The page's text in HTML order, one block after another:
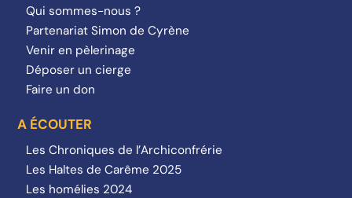
Qui sommes-nous ?
Partenariat Simon de Cyrène
Venir en pèlerinage
Déposer un cierge
Faire un don
A ÉCOUTER
Les Chroniques de l’Archiconfrérie
Les Haltes de Carême 2025
Les homélies 2024